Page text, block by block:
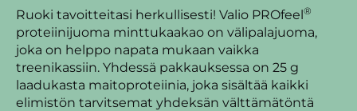
Ruoki tavoitteitasi herkullisesti! Valio PROfeel®
proteiinijuoma minttukaakao on välipalajuoma,
joka on helppo napata mukaan vaikka
treenikassiin. Yhdessä pakkauksessa on 25 g
laadukasta maitoproteiinia, joka sisältää kaikki
elimistön tarvitsemat yhdeksän välttämätöntä